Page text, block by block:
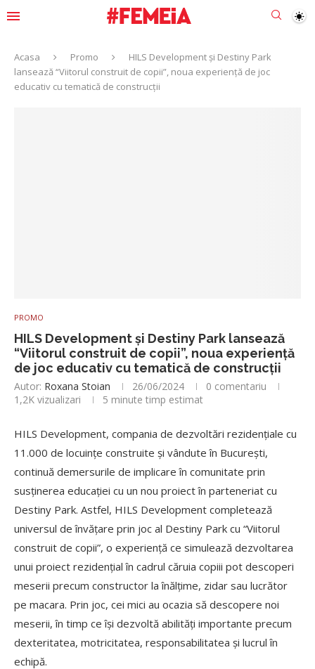
Acasa Promo
HILS Development și Destiny Park
lansează “Viitorul construit de copii”, noua experiență de joc
educativ cu tematică de construcții
PROMO
HILS Development și Destiny Park lansează
“Viitorul construit de copii”, noua experiență
de joc educativ cu tematică de construcții
Autor: Roxana Stoian 26/06/2024
0 comentariu
1,2K vizualizari 5 minute timp estimat
HILS Development, compania de dezvoltări rezidențiale cu
11.000 de locuințe construite și vândute în București,
continuă demersurile de implicare în comunitate prin
susținerea educației cu un nou proiect în parteneriat cu
Destiny Park. Astfel, HILS Development completează
universul de învățare prin joc al Destiny Park cu “Viitorul
construit de copii”, o experiență ce simulează dezvoltarea
unui proiect rezidențial în cadrul căruia copiii pot descoperi
meserii precum constructor la înălțime, zidar sau lucrător
pe macara. Prin joc, cei mici au ocazia să descopere noi
meserii, în timp ce își dezvoltă abilități importante precum
dexteritatea, motricitatea, responsabilitatea și lucrul în
echipă.